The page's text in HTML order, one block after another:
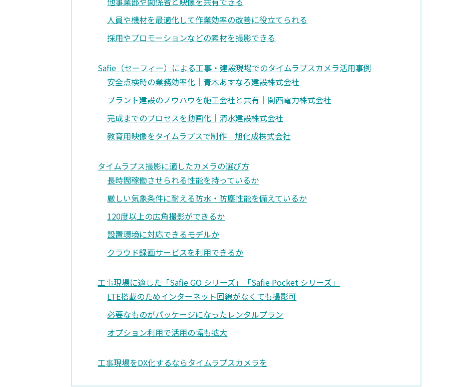
人員や機材を最適化して作業効率の改善に役立てられる
採用やプロモーションなどの素材を撮影できる
Safie（セーフィー）による工事・建設現場でのタイムラプスカメラ活用事例
安全点検時の業務効率化｜青木あすなろ建設株式会社
プラント建設のノウハウを施工会社と共有｜関西電力株式会社
完成までのプロセスを動画化｜清水建設株式会社
教育用映像をタイムラプスで制作｜旭化成株式会社
タイムラプス撮影に適したカメラの選び方
長時間稼働させられる性能を持っているか
厳しい気象条件に耐える防水・防塵性能を備えているか
120度以上の広角撮影ができるか
設置環境に対応できるモデルか
クラウド録画サービスを利用できるか
工事現場に適した「Safie GO シリーズ」「Safie Pocket シリーズ」
LTE搭載のためインターネット回線がなくても撮影可
必要なものがパッケージになったレンタルプラン
オプション利用で活用の幅も拡大
工事現場をDX化するならタイムラプスカメラを